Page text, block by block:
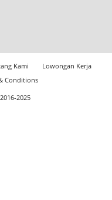
Kami
Lowongan Kerja
Conditions
2025